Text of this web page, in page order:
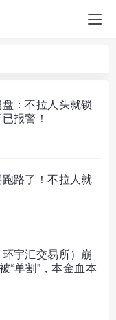
：不拉人头就锁
报警！
路了！不拉人就
宇汇交易所）崩
“单割”，本金血本